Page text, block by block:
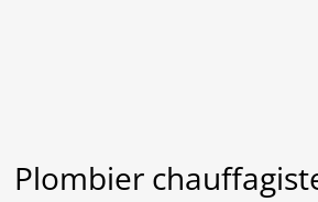
Plombier